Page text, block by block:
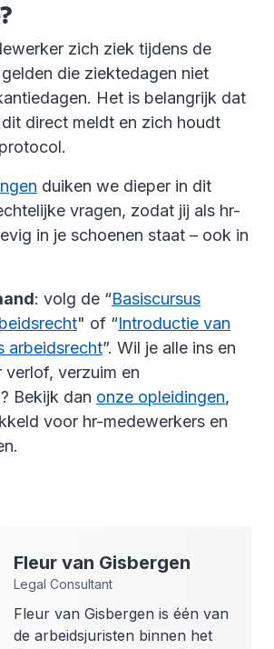
zich ziek tijdens de
die ziektedagen niet
Het is belangrijk dat
direct meldt en zich houdt
duiken we dieper in dit
vragen, zodat jij als hr-
in je schoenen staat – ook in
: volg de “Basiscursus
" of “Introductie van
arbeidsrecht”. Wil je alle ins en
verlof, verzuim en
Bekijk dan onze opleidingen,
voor hr-medewerkers en
Fleur van Gisbergen
Legal Consultant
Fleur van Gisbergen is één van
de arbeidsjuristen binnen het